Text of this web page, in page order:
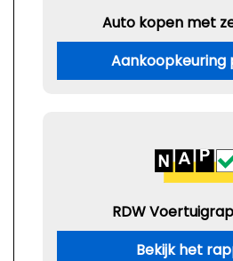
Auto kopen met
Aankoopkeuring
RDW
Bekijk het